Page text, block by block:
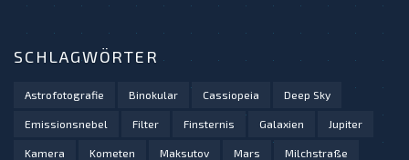
SCHLAGWÖRTER
Astrofotografie Binokular Cassiopeia Deep Sky
Emissionsnebel Filter Finsternis Galaxien Jupiter
Kamera Kometen Maksutov Mars Milchstraße